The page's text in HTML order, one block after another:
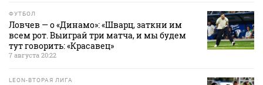
ФУТБОЛ
Ловчев — о «Динамо»: «Шварц, заткни им
всем рот. Выиграй три матча, и мы будем
тут говорить: «Красавец»
7 августа 20:22
LEON-ВТОРАЯ ЛИГА